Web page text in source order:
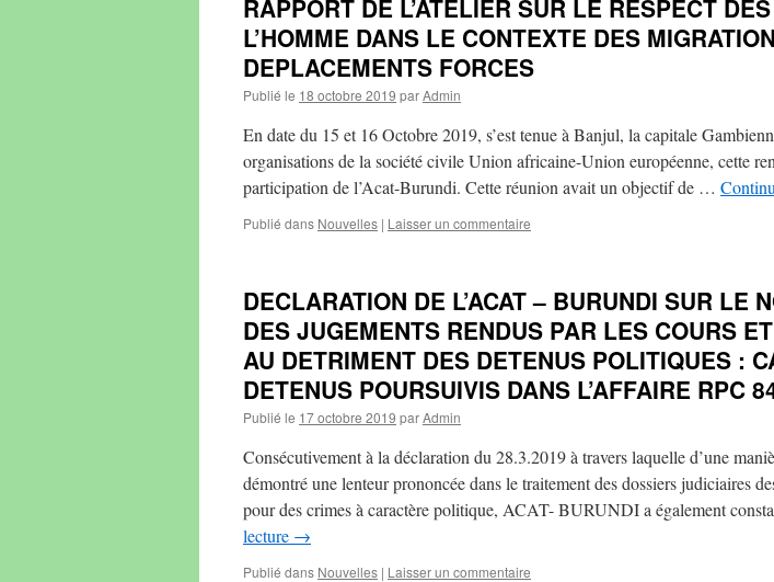
RAPPORT DE L’ATELIER SUR LE RESPECT
L’HOMME DANS LE CONTEXTE DES
DEPLACEMENTS FORCES
Publié le 18 octobre 2019 parAdmin
En date du 15 et 16 Octobre 2019, s’est tenue à Banjul, la capitale
organisations de la société civile Union africaine-Union européenne, cette
participation de l’Acat-Burundi. Cette réunion avait un objectif de …
Publié dans Nouvelles | Laisser un commentaire
DECLARATION DE L’ACAT – BURUNDI SUR LE
DES JUGEMENTS RENDUS PAR LES COURS
AU DETRIMENT DES DETENUS POLITIQUES :
DETENUS POURSUIVIS DANS L’AFFAIRE RPC
Publié le 17 octobre 2019 parAdmin
Consécutivement à la déclaration du 28.3.2019 à travers laquelle d’une
démontré une lenteur prononcée dans le traitement des dossiers judiciaires
pour des crimes à caractère politique, ACAT- BURUNDI a également
lecture →
Publié dans Nouvelles | Laisser un commentaire